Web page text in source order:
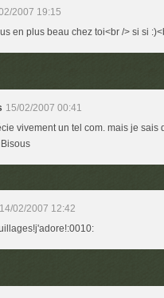
2007 19:15
en plus beau chez toi<br /> si si
15/02/2007 00:41
vivement un tel com. mais je
14/02/2007 12:42